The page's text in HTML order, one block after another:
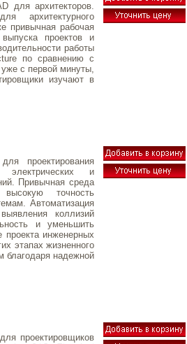
для архитекторов.
архитектурного
привычная рабочая
проектов и
работы
по сравнению с
с первой минуты,
изучают в
проектирования
электрических и
Привычная среда
точность
Автоматизация
коллизий
и уменьшить
проекта инженерных
этапах жизненного
благодаря надежной
проектировщиков